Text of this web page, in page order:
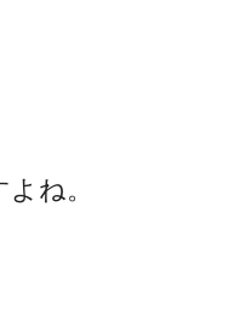
ね。